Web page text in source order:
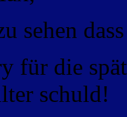
sehen
für die
schuld!